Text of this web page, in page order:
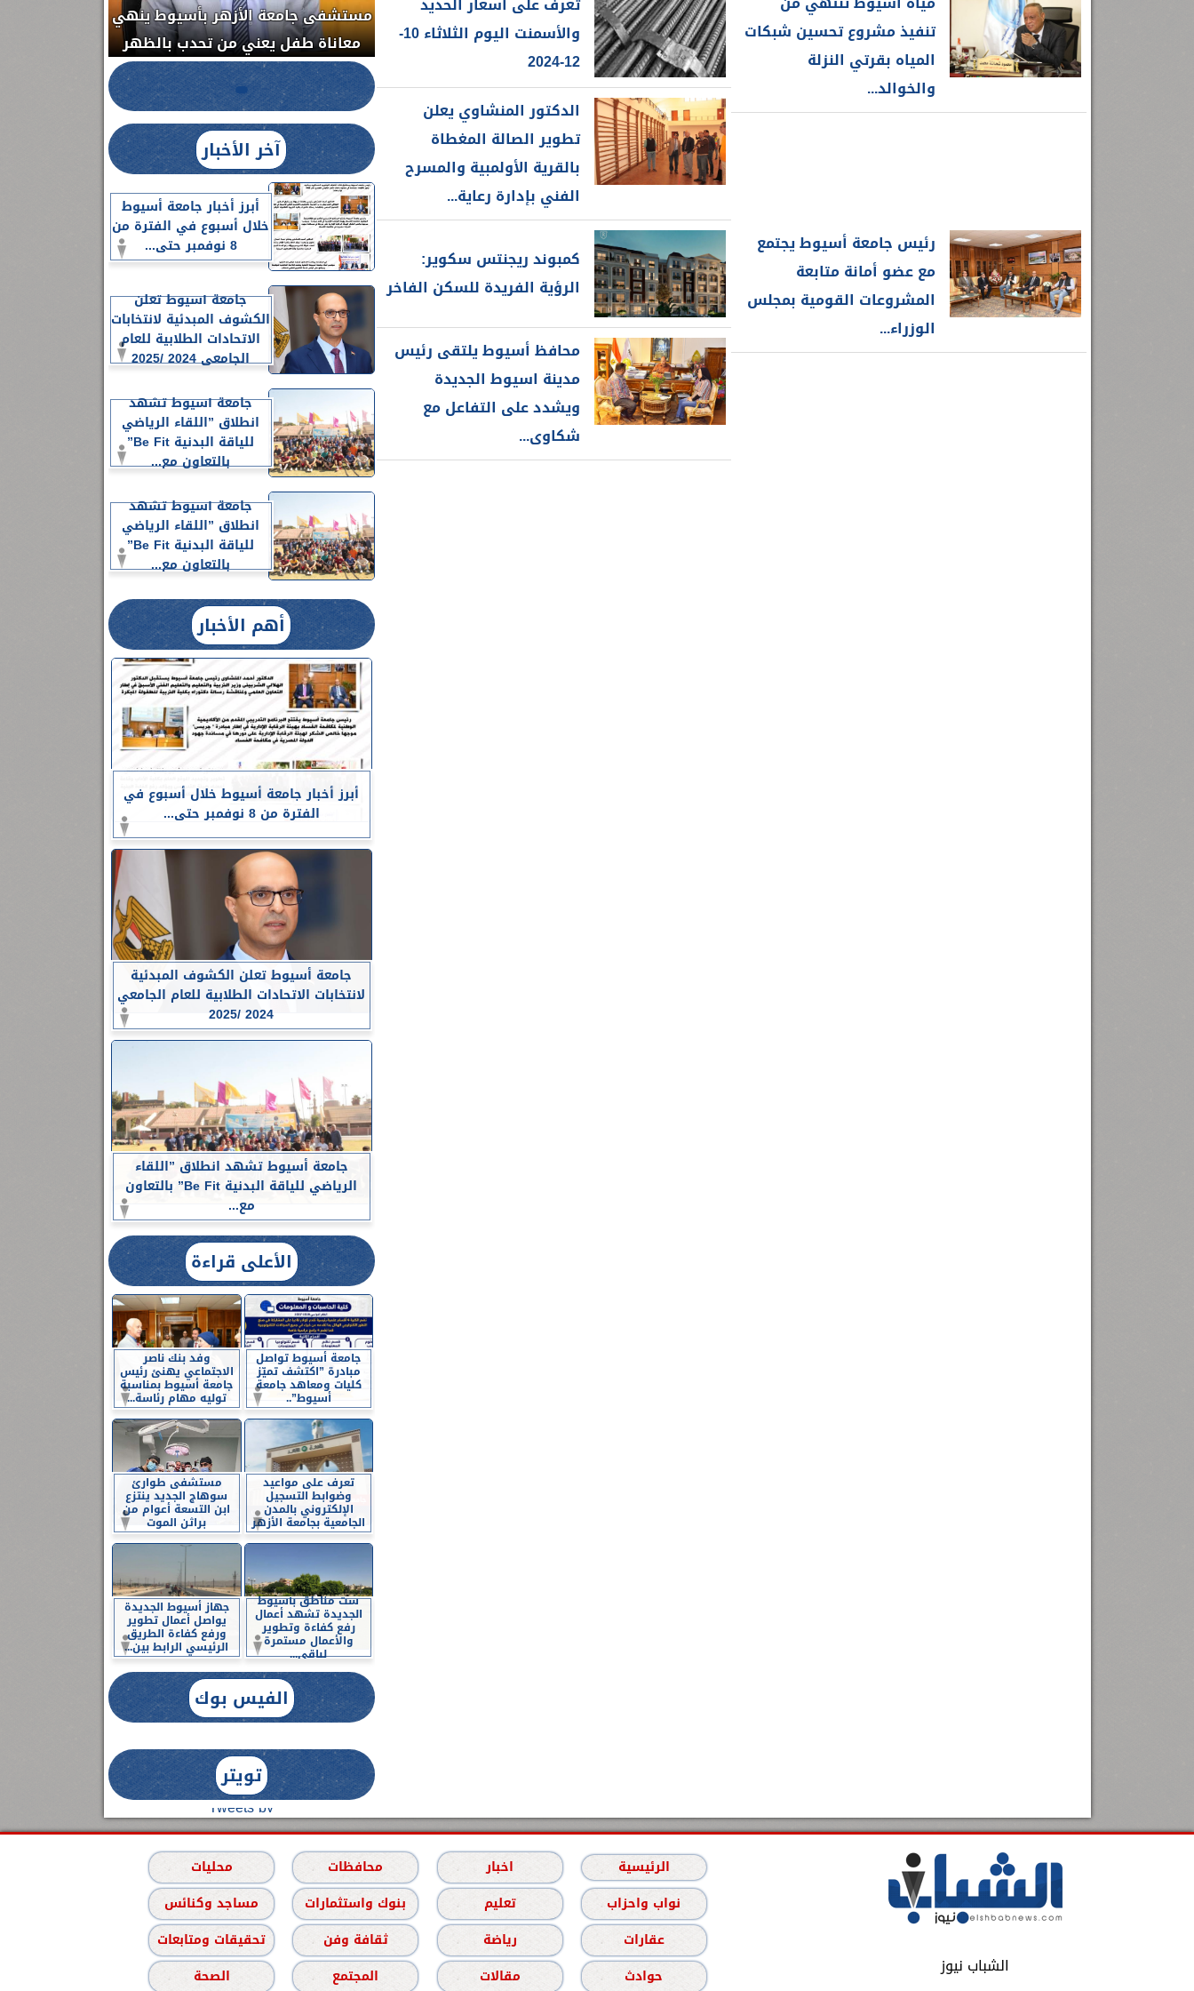
تنفيذ مشروع تحسين شبكات
المياه بقرتي النزلة
والخوالد...
والأسمنت اليوم الثلاثاء 10-
12-2024
الدكتور المنشاوي يعلن
تطوير الصالة المغطاة
بالقرية الأولمبية والمسرح
الفني بإدارة رعاية...
رئيس جامعة أسيوط يجتمع
مع عضو أمانة متابعة
المشروعات القومية بمجلس
الوزراء...
كمبوند ريجنتس سكوير:
الرؤية الفريدة للسكن الفاخر
محافظ أسيوط يلتقى رئيس
مدينة اسيوط الجديدة
ويشدد على التفاعل مع
شكاوى...
مستشفى جامعة الأزهر بأسيوط ينهي
معاناة طفل يعني من تحدب بالظهر
الدواء المصرية يشن حملة رقابية مكبرة
لضبط المنشآت الطبية المخالفة.....
والحنجرة ينجح في استئصال ورم خبيث
من... جديد بمستشفيات الجامعة...
آخر الأخبار
أبرز أخبار جامعة أسيوط
خلال أسبوع في الفترة من
8 نوفمبر حتى...
جامعة أسيوط تعلن
الكشوف المبدئية لانتخابات
الاتحادات الطلابية للعام
الجامعي 2024 /2025
جامعة أسيوط تشهد
انطلاق ”اللقاء الرياضي
للياقة البدنية Be Fit”
بالتعاون مع...
جامعة أسيوط تشهد
انطلاق ”اللقاء الرياضي
للياقة البدنية Be Fit”
بالتعاون مع...
أهم الأخبار
أبرز أخبار جامعة أسيوط خلال أسبوع في
الفترة من 8 نوفمبر حتى...
جامعة أسيوط تعلن الكشوف المبدئية
لانتخابات الاتحادات الطلابية للعام الجامعي
2024 /2025
جامعة أسيوط تشهد انطلاق ”اللقاء
الرياضي للياقة البدنية Be Fit” بالتعاون
مع...
الأعلى قراءة
جامعة أسيوط تواصل
مبادرة ”اكتشف تميّز
كليات ومعاهد جامعة
أسيوط”..
وفد بنك ناصر
الاجتماعي يهنئ رئيس
جامعة أسيوط بمناسبة
توليه مهام رئاسة...
تعرف على مواعيد
وضوابط التسجيل
الإلكتروني بالمدن
الجامعية بجامعة الأزهر
مستشفى طوارئ
سوهاج الجديد ينتزع
ابن التسعة أعوام من
براثن الموت
ست مناطق بأسيوط
الجديدة تشهد أعمال
رفع كفاءة وتطوير
والأعمال مستمرة
لباقي...
جهاز أسيوط الجديدة
يواصل أعمال تطوير
ورفع كفاءة الطريق
الرئيسي الرابط بين...
الفيس بوك
تويتر
Tweets by
الشباب نيوز
الرئيسية اخبار محافظات
محليات
نواب واحزاب
تعليم بنوك واستثمارات
مساجد وكنائس
عقارات
رياضة ثقافة وفن
تحقيقات ومتابعات
حوادث
مقالات المجتمع الصحة